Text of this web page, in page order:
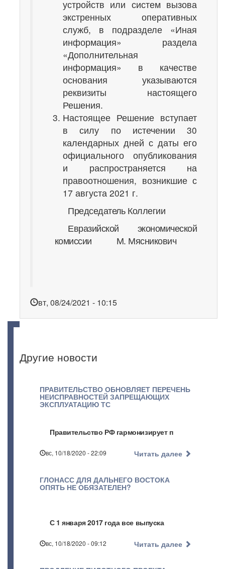
устройств или систем вызова
экстренных оперативных
служб, в подразделе «Иная
информация» раздела
«Дополнительная
информация» в качестве
основания указываются
реквизиты настоящего
Решения.
Настоящее Решение вступает
в силу по истечении 30
календарных дней с даты его
официального опубликования
и распространяется на
правоотношения, возникшие с
17 августа 2021 г.
Председатель Коллегии
Евразийской экономической
комиссии М. Мясникович
вт, 08/24/2021 - 10:15
Другие новости
ПРАВИТЕЛЬСТВО ОБНОВЛЯЕТ ПЕРЕЧЕНЬ
НЕИСПРАВНОСТЕЙ ЗАПРЕЩАЮЩИХ
ЭКСПЛУАТАЦИЮ ТС
Правительство РФ гармонизирует п
вс, 10/18/2020 - 22:09 Читать далее
ГЛОНАСС ДЛЯ ДАЛЬНЕГО ВОСТОКА
ОПЯТЬ НЕ ОБЯЗАТЕЛЕН?
С 1 января 2017 года все выпуска
вс, 10/18/2020 - 09:12 Читать далее